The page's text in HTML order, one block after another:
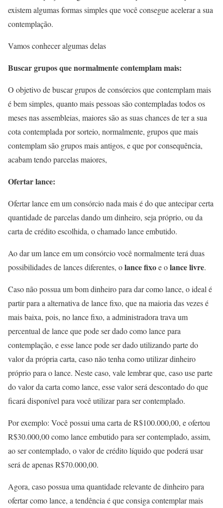
existem algumas formas simples que você consegue acelerar a sua
contemplação.
Vamos conhecer algumas delas
Buscar grupos que normalmente contemplam mais:
O objetivo de buscar grupos de consórcios que contemplam mais
é bem simples, quanto mais pessoas são contempladas todos os
meses nas assembleias, maiores são as suas chances de ter a sua
cota contemplada por sorteio, normalmente, grupos que mais
contemplam são grupos mais antigos, e que por consequência,
acabam tendo parcelas maiores,
Ofertar lance:
Ofertar lance em um consórcio nada mais é do que antecipar certa
quantidade de parcelas dando um dinheiro, seja próprio, ou da
carta de crédito escolhida, o chamado lance embutido.
Ao dar um lance em um consórcio você normalmente terá duas
possibilidades de lances diferentes, olance fixoe olance livre.
Caso não possua um bom dinheiro para dar como lance, o ideal é
partir para a alternativa de lance fixo, que na maioria das vezes é
mais baixa, pois, no lance fixo, a administradora trava um
percentual de lance que pode ser dado como lance para
contemplação, e esse lance pode ser dado utilizando parte do
valor da própria carta, caso não tenha como utilizar dinheiro
próprio para o lance. Neste caso, vale lembrar que, caso use parte
do valor da carta como lance, esse valor será descontado do que
ficará disponível para você utilizar para ser contemplado.
Por exemplo: Você possui uma carta de R$100.000,00, e ofertou
R$30.000,00 como lance embutido para ser contemplado, assim,
ao ser contemplado, o valor de crédito líquido que poderá usar
será de apenas R$70.000,00.
Agora, caso possua uma quantidade relevante de dinheiro para
ofertar como lance, a tendência é que consiga contemplar mais